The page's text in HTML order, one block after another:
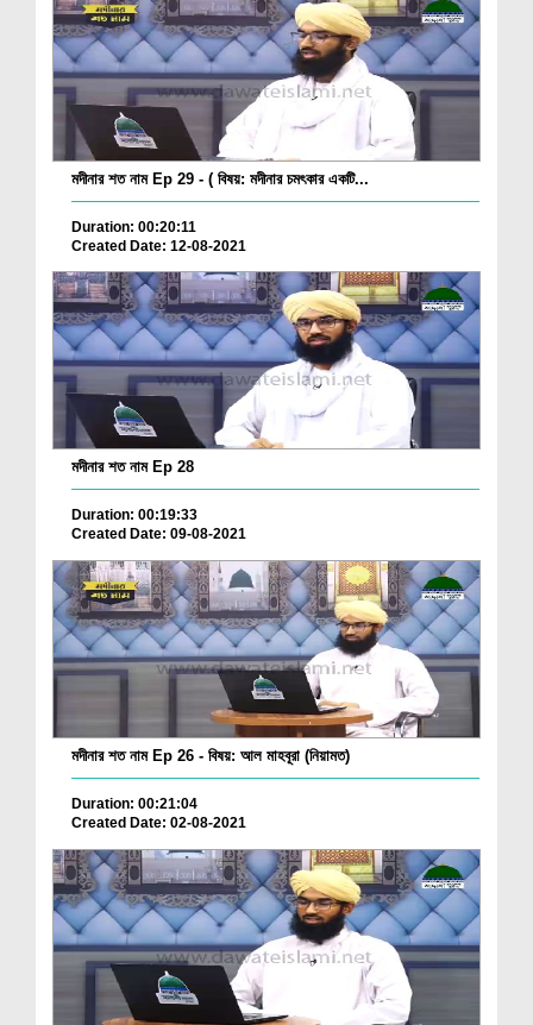
মদীনার শত নাম Ep 29 - ( বিষয়: মদীনার চমৎকার একটি...
Duration: 00:20:11
Created Date: 12-08-2021
মদীনার শত নাম Ep 28
Duration: 00:19:33
Created Date: 09-08-2021
মদীনার শত নাম Ep 26 - বিষয়: আল মাহবূরা (নিয়ামত)
Duration: 00:21:04
Created Date: 02-08-2021